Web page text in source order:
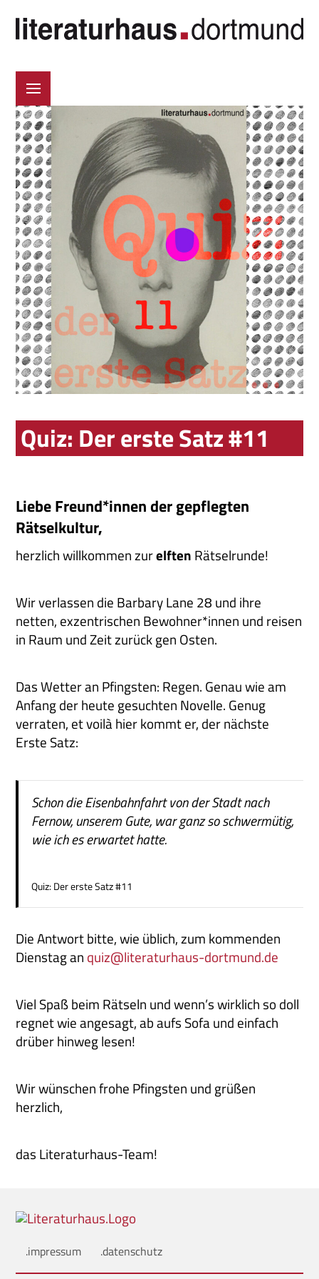
Quiz: Der erste Satz #11
Liebe Freund*innen der gepflegten
Rätselkultur,
herzlich willkommen zurelften Rätselrunde!
Wir verlassen die Barbary Lane 28 und ihre
netten, exzentrischen Bewohner*innen und reisen
in Raum und Zeit zurück gen Osten.
Das Wetter an Pfingsten: Regen. Genau wie am
Anfang der heute gesuchten Novelle. Genug
verraten, et voilà hier kommt er, der nächste
Erste Satz:
Schon die Eisenbahnfahrt von der Stadt nach
Fernow, unserem Gute, war ganz so schwermütig,
wie ich es erwartet hatte.
Quiz: Der erste Satz #11
Die Antwort bitte, wie üblich, zum kommenden
Dienstag an quiz@literaturhaus-dortmund.de
Viel Spaß beim Rätseln und wenn’s wirklich so doll
regnet wie angesagt, ab aufs Sofa und einfach
drüber hinweg lesen!
Wir wünschen frohe Pfingsten und grüßen
herzlich,
das Literaturhaus-Team!
.impressum .datenschutz